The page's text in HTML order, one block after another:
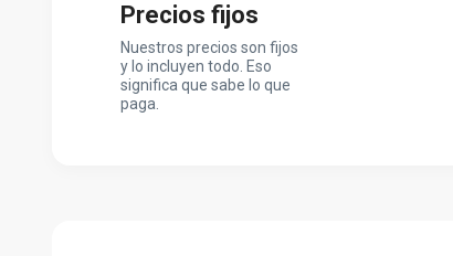
Precios fijos
Nuestros precios son fijos
y lo incluyen todo. Eso
significa que sabe lo que
paga.